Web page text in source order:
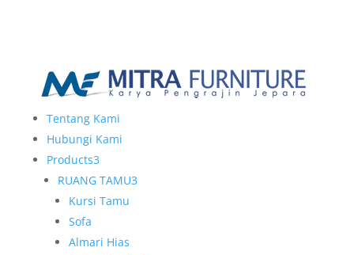
Tentang Kami
Hubungi Kami
Products3
RUANG TAMU3
Kursi Tamu
Sofa
Almari Hias